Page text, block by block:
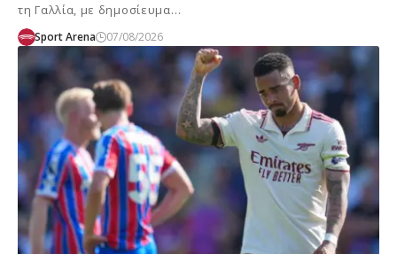
τη Γαλλία, με δημοσίευμα…
Sport Arena 07/08/2026